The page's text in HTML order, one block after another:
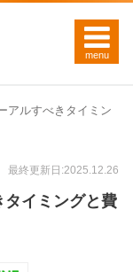
アルすべきタイミン
最終更新日:2025.12.26
イミングと費